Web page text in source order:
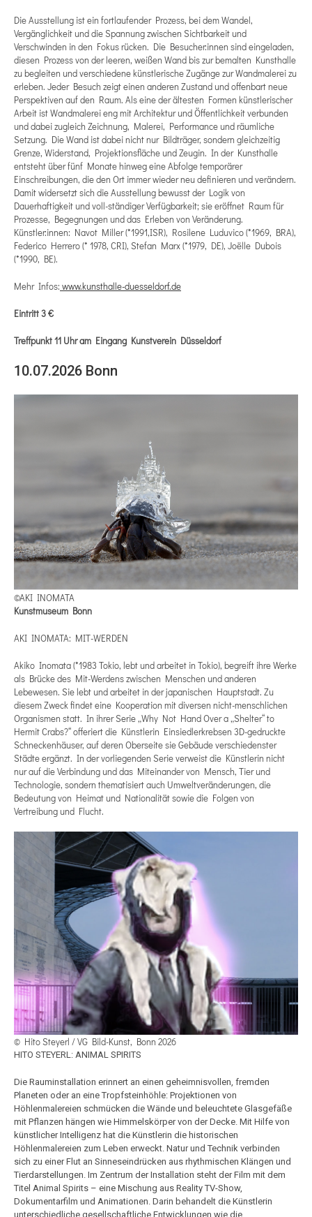
Die Ausstellung ist ein fortlaufender Prozess, bei dem Wandel,
Vergänglichkeit und die Spannung zwischen Sichtbarkeit und
Verschwinden in den Fokus rücken. Die Besucher:innen sind eingeladen,
diesen Prozess von der leeren, weißen Wand bis zur bemalten Kunsthalle
zu begleiten und verschiedene künstlerische Zugänge zur Wandmalerei zu
erleben. Jeder Besuch zeigt einen anderen Zustand und offenbart neue
Perspektiven auf den Raum. Als eine der ältesten Formen künstlerischer
Arbeit ist Wandmalerei eng mit Architektur und Öffentlichkeit verbunden
und dabei zugleich Zeichnung, Malerei, Performance und räumliche
Setzung. Die Wand ist dabei nicht nur Bildträger, sondern gleichzeitig
Grenze, Widerstand, Projektionsfläche und Zeugin. In der Kunsthalle
entsteht über fünf Monate hinweg eine Abfolge temporärer
Einschreibungen, die den Ort immer wieder neu definieren und verändern.
Damit widersetzt sich die Ausstellung bewusst der Logik von
Dauerhaftigkeit und voll-ständiger Verfügbarkeit; sie eröffnet Raum für
Prozesse, Begegnungen und das Erleben von Veränderung.
Künstler:innen: Navot Miller (*1991,ISR), Rosilene Luduvico (*1969, BRA),
Federico Herrero (* 1978, CRI), Stefan Marx (*1979, DE), Joëlle Dubois
(*1990, BE).
Mehr Infos: www.kunsthalle-duesseldorf.de
Eintritt 3 €
Treffpunkt 11 Uhr am Eingang Kunstverein Düsseldorf
10.07.2026 Bonn
©AKI INOMATA
Kunstmuseum Bonn
AKI INOMATA: MIT-WERDEN
Akiko Inomata (*1983 Tokio, lebt und arbeitet in Tokio), begreift ihre Werke
als Brücke des Mit-Werdens zwischen Menschen und anderen
Lebewesen. Sie lebt und arbeitet in der japanischen Hauptstadt. Zu
diesem Zweck findet eine Kooperation mit diversen nicht-menschlichen
Organismen statt. In ihrer Serie „Why Not Hand Over a „Shelter“ to
Hermit Crabs?“ offeriert die Künstlerin Einsiedlerkrebsen 3D-gedruckte
Schneckenhäuser, auf deren Oberseite sie Gebäude verschiedenster
Städte ergänzt. In der vorliegenden Serie verweist die Künstlerin nicht
nur auf die Verbindung und das Miteinander von Mensch, Tier und
Technologie, sondern thematisiert auch Umweltveränderungen, die
Bedeutung von Heimat und Nationalität sowie die Folgen von
Vertreibung und Flucht.
©︎ Hito Steyerl / VG Bild-Kunst, Bonn 2026
HITO STEYERL: ANIMAL SPIRITS
Die Rauminstallation erinnert an einen geheimnisvollen, fremden
Planeten oder an eine Tropfsteinhöhle: Projektionen von
Höhlenmalereien schmücken die Wände und beleuchtete Glasgefäße
mit Pflanzen hängen wie Himmelskörper von der Decke. Mit Hilfe von
künstlicher Intelligenz hat die Künstlerin die historischen
Höhlenmalereien zum Leben erweckt. Natur und Technik verbinden
sich zu einer Flut an Sinneseindrücken aus rhythmischen Klängen und
Tierdarstellungen. Im Zentrum der Installation steht der Film mit dem
Titel Animal Spirits – eine Mischung aus Reality TV-Show,
Dokumentarfilm und Animationen. Darin behandelt die Künstlerin
unterschiedliche gesellschaftliche Entwicklungen wie die